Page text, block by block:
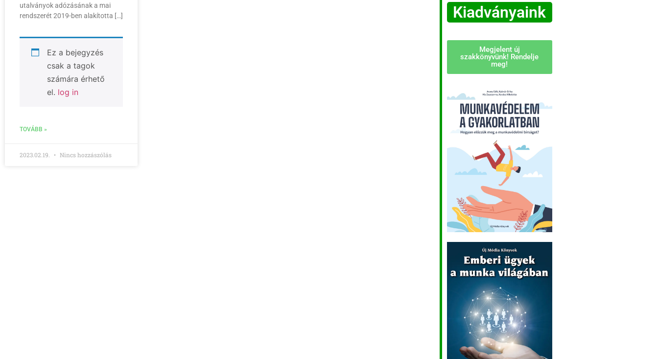
utalványok adózásának a mai
rendszerét 2019-ben alakította […]
Ez a bejegyzés
csak a tagok
számára érhető
el. log in
TOVÁBB »
2023.02.19. Nincs hozzászólás
Kiadványaink
Megjelent új
szakkönyvünk! Rendelje
meg!